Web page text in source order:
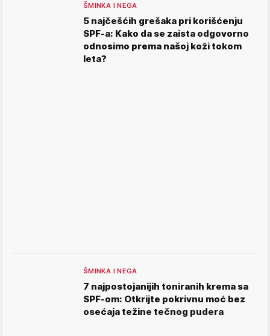
ŠMINKA I NEGA
5 najčešćih grešaka pri korišćenju
SPF-a: Kako da se zaista odgovorno
odnosimo prema našoj koži tokom
leta?
ŠMINKA I NEGA
7 najpostojanijih toniranih krema sa
SPF-om: Otkrijte pokrivnu moć bez
osećaja težine tečnog pudera